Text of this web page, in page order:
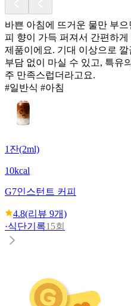
바쁜 아침에 뜨거운 물만 부
피 향이 가득 퍼져서 간편하
제품이에요. 기대 이상으로
부담 없이 마실 수 있고, 특유
주 만족스럽더라고요.
#일반식 #아침
1잔(2ml)
10kcal
G7인스턴트 커피
4.8(리뷰 9개)
·식단기록15회